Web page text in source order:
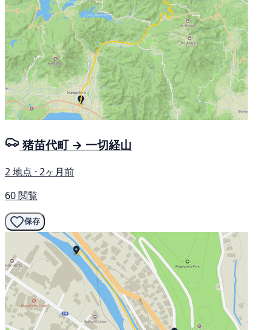
猪苗代町 → 一切経山
2 地点 · 2ヶ月前
60 閲覧
保存